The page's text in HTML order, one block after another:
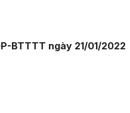
BTTTT ngày 21/01/2022